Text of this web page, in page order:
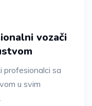
vozači
profesionalci sa
u svim